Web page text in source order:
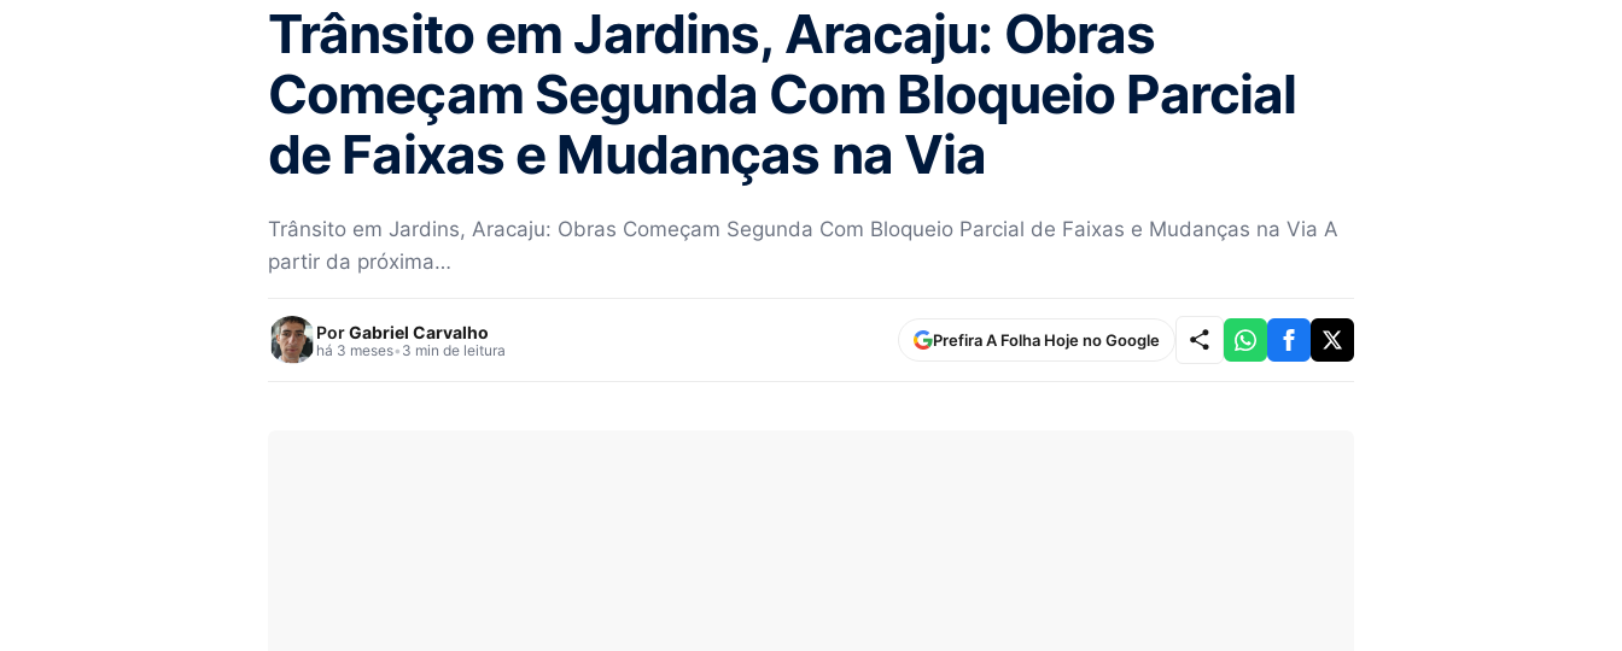
Trânsito em Jardins, Aracaju: Obras
Começam Segunda Com Bloqueio Parcial
de Faixas e Mudanças na Via
Trânsito em Jardins, Aracaju: Obras Começam Segunda Com Bloqueio Parcial de Faixas e Mudanças na Via A
partir da próxima…
PorGabriel Carvalho
há 3 meses• 3 min de leitura
Prefira A Folha Hoje no Google